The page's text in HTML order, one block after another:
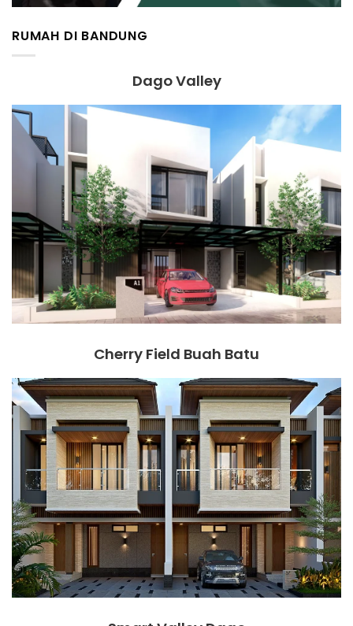
RUMAH DI BANDUNG
Dago Valley
Cherry Field Buah Batu